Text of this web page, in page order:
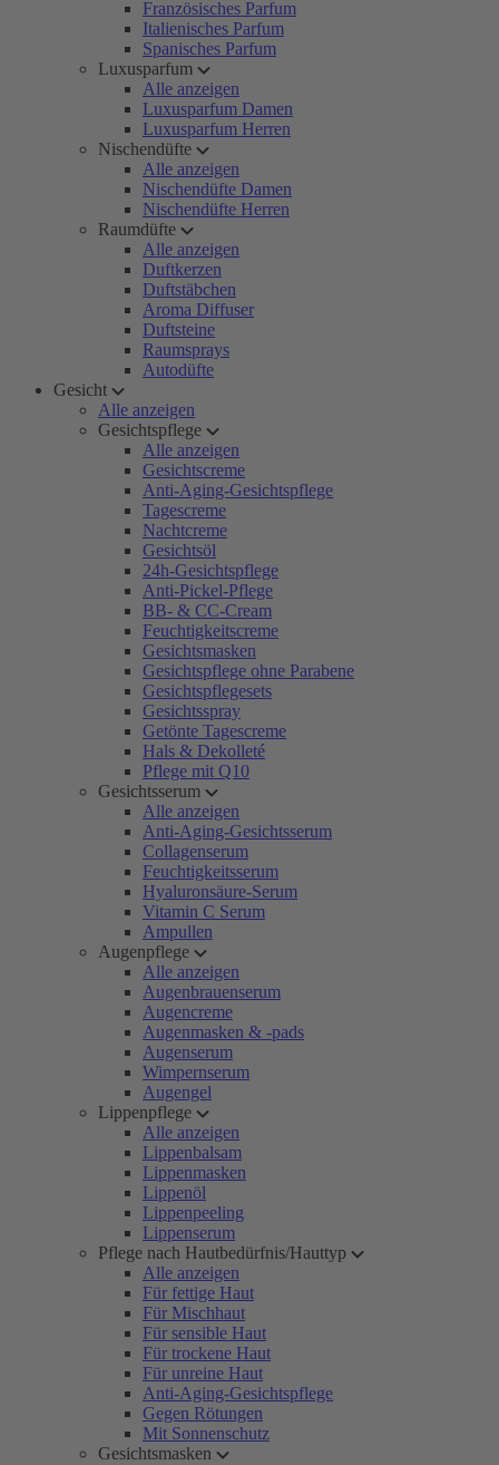
Französisches Parfum
Italienisches Parfum
Spanisches Parfum
Luxusparfum
Alle anzeigen
Luxusparfum Damen
Luxusparfum Herren
Nischendüfte
Alle anzeigen
Nischendüfte Damen
Nischendüfte Herren
Raumdüfte
Alle anzeigen
Duftkerzen
Duftstäbchen
Aroma Diffuser
Duftsteine
Raumsprays
Autodüfte
Gesicht
Alle anzeigen
Gesichtspflege
Alle anzeigen
Gesichtscreme
Anti-Aging-Gesichtspflege
Tagescreme
Nachtcreme
Gesichtsöl
24h-Gesichtspflege
Anti-Pickel-Pflege
BB- & CC-Cream
Feuchtigkeitscreme
Gesichtsmasken
Gesichtspflege ohne Parabene
Gesichtspflegesets
Gesichtsspray
Getönte Tagescreme
Hals & Dekolleté
Pflege mit Q10
Gesichtsserum
Alle anzeigen
Anti-Aging-Gesichtsserum
Collagenserum
Feuchtigkeitsserum
Hyaluronsäure-Serum
Vitamin C Serum
Ampullen
Augenpflege
Alle anzeigen
Augenbrauenserum
Augencreme
Augenmasken & -pads
Augenserum
Wimpernserum
Augengel
Lippenpflege
Alle anzeigen
Lippenbalsam
Lippenmasken
Lippenöl
Lippenpeeling
Lippenserum
Pflege nach Hautbedürfnis/Hauttyp
Alle anzeigen
Für fettige Haut
Für Mischhaut
Für sensible Haut
Für trockene Haut
Für unreine Haut
Anti-Aging-Gesichtspflege
Gegen Rötungen
Mit Sonnenschutz
Gesichtsmasken